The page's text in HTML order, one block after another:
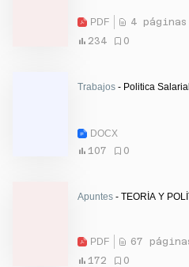
PDF
4 páginas
234
0
Trabajos - Politica
DOCX
107
0
Apuntes - TEORÍA Y
PDF
67
172
0